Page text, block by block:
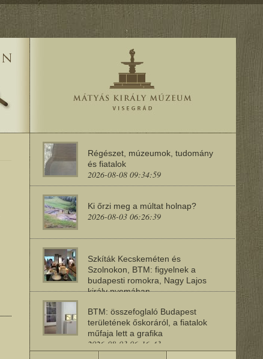
Régészet, múzeumok, tudomány
és fiatalok
2026-08-08 09:34:59
Ki őrzi meg a múltat holnap?
2026-08-03 06:26:39
Szkíták Kecskeméten és
Szolnokon, BTM: figyelnek a
budapesti romokra, Nagy Lajos
király nyomában
BTM: összefoglaló Budapest
területének őskoráról, a fiatalok
műfaja lett a grafika
2026-08-03 06:16:43